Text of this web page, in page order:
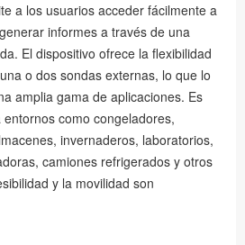
a los usuarios acceder fácilmente a
informes a través de una
El dispositivo ofrece la flexibilidad
o dos sondas externas, lo que lo
amplia gama de aplicaciones. Es
como congeladores,
invernaderos, laboratorios,
camiones refrigerados y otros
y la movilidad son